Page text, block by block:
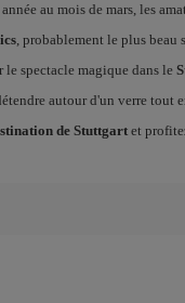
au mois de mars, les
, probablement le plus beau
spectacle magique dans le
autour d'un verre tout
de Stuttgartet